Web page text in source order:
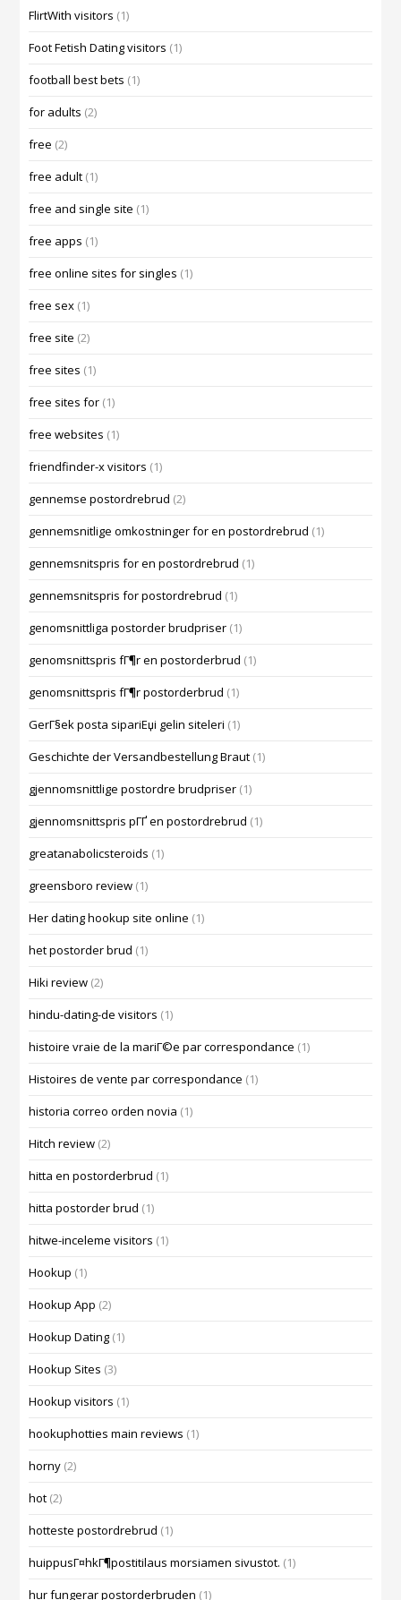
FlirtWith visitors (1)
Foot Fetish Dating visitors (1)
football best bets (1)
for adults (2)
free (2)
free adult (1)
free and single site (1)
free apps (1)
free online sites for singles (1)
free sex (1)
free site (2)
free sites (1)
free sites for (1)
free websites (1)
friendfinder-x visitors (1)
gennemse postordrebrud (2)
gennemsnitlige omkostninger for en postordrebrud (1)
gennemsnitspris for en postordrebrud (1)
gennemsnitspris for postordrebrud (1)
genomsnittliga postorder brudpriser (1)
genomsnittspris fГ¶r en postorderbrud (1)
genomsnittspris fГ¶r postorderbrud (1)
GerГ§ek posta sipariЕџi gelin siteleri (1)
Geschichte der Versandbestellung Braut (1)
gjennomsnittlige postordre brudpriser (1)
gjennomsnittspris pГҐ en postordrebrud (1)
greatanabolicsteroids (1)
greensboro review (1)
Her dating hookup site online (1)
het postorder brud (1)
Hiki review (2)
hindu-dating-de visitors (1)
histoire vraie de la mariГ©e par correspondance (1)
Histoires de vente par correspondance (1)
historia correo orden novia (1)
Hitch review (2)
hitta en postorderbrud (1)
hitta postorder brud (1)
hitwe-inceleme visitors (1)
Hookup (1)
Hookup App (2)
Hookup Dating (1)
Hookup Sites (3)
Hookup visitors (1)
hookuphotties main reviews (1)
horny (2)
hot (2)
hotteste postordrebrud (1)
huippusГ¤hkГ¶postitilaus morsiamen sivustot. (1)
hur fungerar postorderbruden (1)